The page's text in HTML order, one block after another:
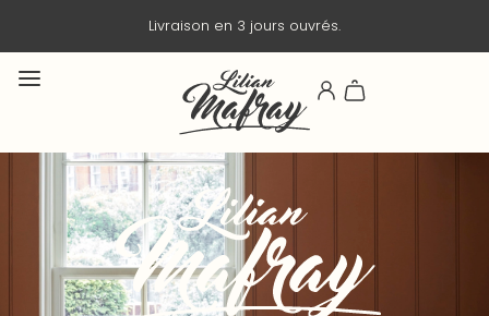
Livraison en 3 jours ouvrés.